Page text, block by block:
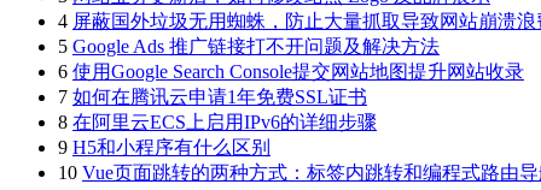
4 屏蔽国外垃圾无用蜘蛛，防止大量抓取导致网站崩溃浪
5 Google Ads 推广链接打不开问题及解决方法
6 使用Google Search Console提交网站地图提升网站收录
7 如何在腾讯云申请1年免费SSL证书
8 在阿里云ECS上启用IPv6的详细步骤
9 H5和小程序有什么区别
10 Vue页面跳转的两种方式：标签内跳转和编程式路由导